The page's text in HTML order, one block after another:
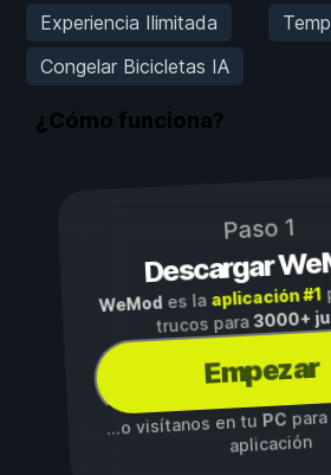
Experiencia Ilimitada
Congelar Bicicletas IA
¿Cómo funciona?
Paso 1
Descargar
WeMod es la aplicación #1
trucos para3000+
Empezar
...o visítanos en tuPCpara
aplicación